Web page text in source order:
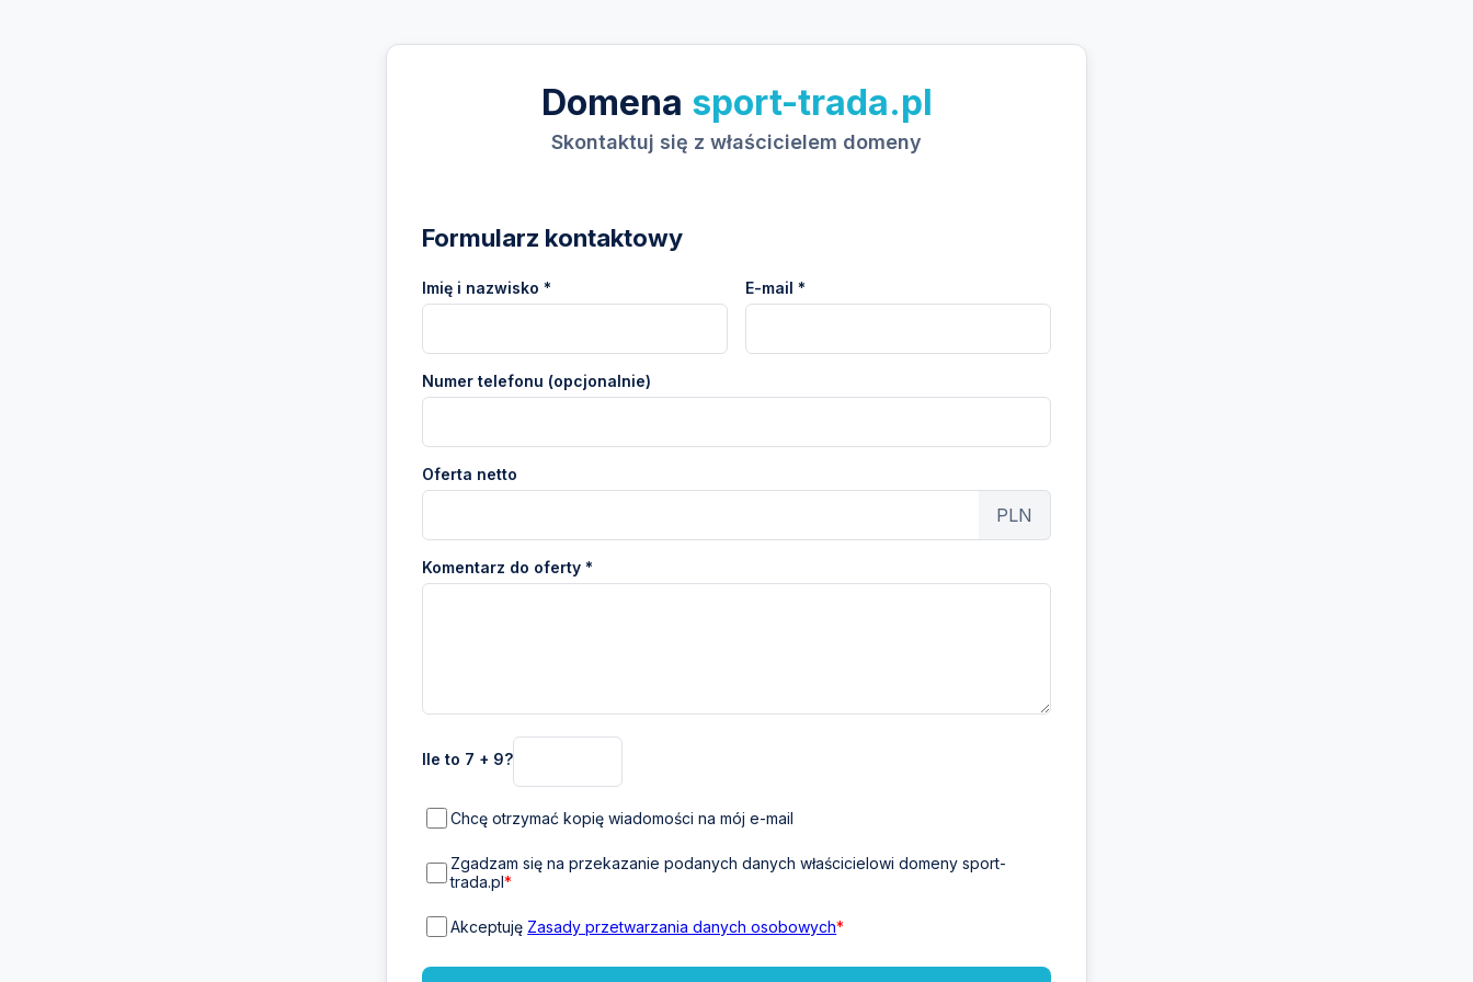
Domena sport-trada.pl
Skontaktuj się z właścicielem domeny
Formularz kontaktowy
Imię i nazwisko * E-mail *
Numer telefonu (opcjonalnie)
Oferta netto
PLN
Komentarz do oferty *
Ile to 7 + 9?
Chcę otrzymać kopię wiadomości na mój e-mail
Zgadzam się na przekazanie podanych danych właścicielowi domeny sport-
trada.pl*
Akceptuję Zasady przetwarzania danych osobowych*